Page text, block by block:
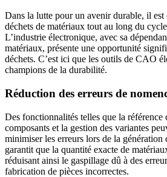
Dans la lutte pour un avenir durable, il est
déchets de matériaux tout au long du
L’industrie électronique, avec sa
matériaux, présente une opportunité
déchets. C’est ici que les outils de CAO
champions de la durabilité.
Réduction des erreurs de
Des fonctionnalités telles que la référence
composants et la gestion des variantes
minimiser les erreurs lors de la génération
garantit que la quantité exacte de
réduisant ainsi le gaspillage dû à des
fabrication de pièces incorrectes.